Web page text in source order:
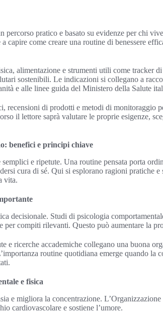
percorso pratico e basato su evidenze per chi
capire come creare una routine di benessere
alimentazione e strumenti utili come tracker
sostenibili. Le indicazioni si collegano a
e alle linee guida del Ministero della Salute
recensioni di prodotti e metodi di monitoraggio
il lettore saprà valutare le proprie esigenze,
benefici e principi chiave
semplici e ripetute. Una routine pensata porta
cura di sé. Qui si esplorano ragioni pratiche
vita.
decisionale. Studi di psicologia
per compiti rilevanti. Questo può aumentare la
e ricerche accademiche collegano una buona
routine quotidiana emerge quando la
e fisica
e migliora la concentrazione.
cardiovascolare e sostiene l’umore.